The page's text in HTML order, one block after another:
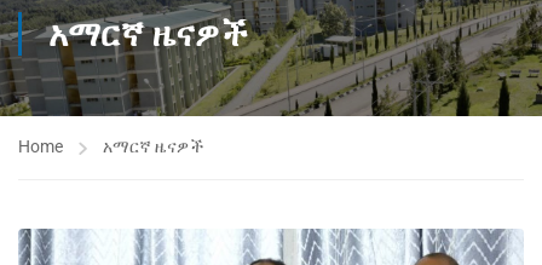
አማርኛ ዜናዎች
Home አማርኛ ዜናዎች